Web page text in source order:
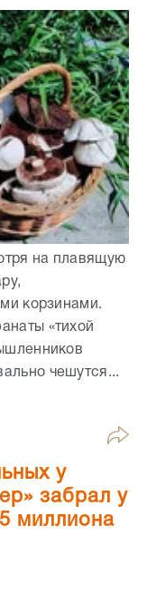
на плавящую
корзинами.
«тихой
чешутся...
у
забрал у
миллиона